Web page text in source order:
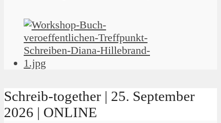
Schreib-together | 25. September
2026 | ONLINE